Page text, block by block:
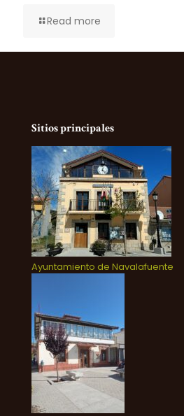
Read more
Sitios principales
Ayuntamiento de Navalafuente